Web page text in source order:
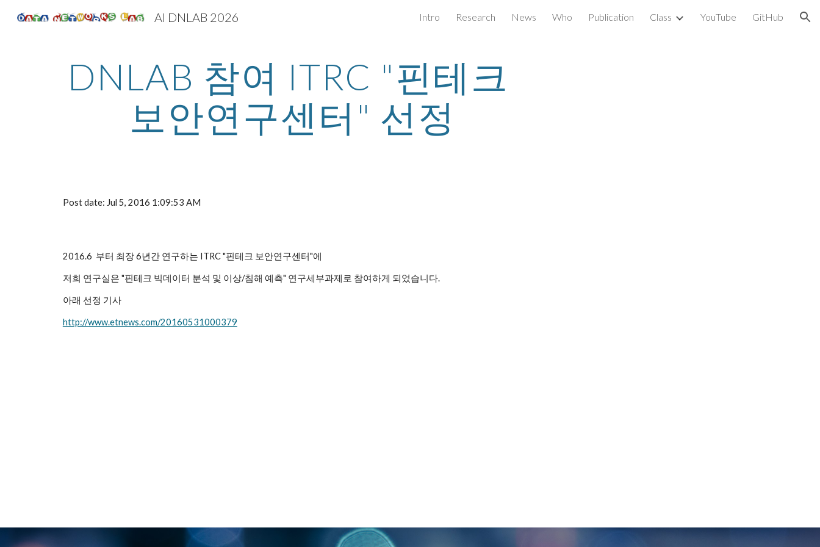
Skip to navigation
AI DNLAB 2026 Intro Research News Who Publication Class YouTube GitHub
DNLAB 참여 ITRC "핀테크
보안연구센터" 선정
Post date: Jul 5, 2016 1:09:53 AM
2016.6  부터 최장 6년간 연구하는 ITRC "핀테크 보안연구센터"에
저희 연구실은 "핀테크 빅데이터 분석 및 이상/침해 예측" 연구세부과제로 참여하게 되었습니다.
아래 선정 기사
http://www.etnews.com/20160531000379